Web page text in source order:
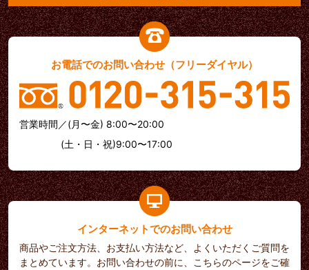
お電話でのお問い合わせ（フリーダイヤル）
営業時間／(月〜金) 8:00〜20:00
(土・日・祝)9:00〜17:00
インターネットでのお問い合わせ
商品やご注文方法、お支払い方法など、よくいただくご質問を
まとめています。お問い合わせの前に、こちらのページをご確